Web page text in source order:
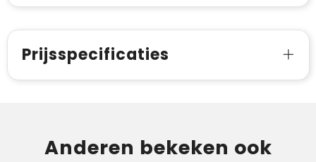
Prijsspecificaties
Anderen bekeken ook